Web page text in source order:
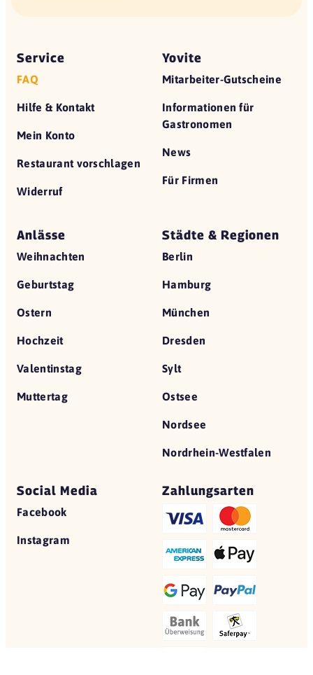
Service
FAQ
Hilfe & Kontakt
Mein Konto
Restaurant vorschlagen
Widerruf
Yovite
Mitarbeiter-Gutscheine
Informationen für
Gastronomen
News
Für Firmen
Anlässe
Weihnachten
Geburtstag
Ostern
Hochzeit
Valentinstag
Muttertag
Städte & Regionen
Berlin
Hamburg
München
Dresden
Sylt
Ostsee
Nordsee
Nordrhein-Westfalen
Social Media
Facebook
Instagram
Zahlungsarten